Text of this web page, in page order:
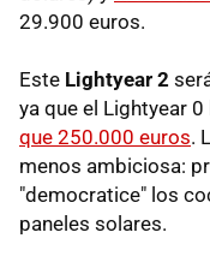
29.900 euros.
Este Lightyear 2
ya que el Lightyear
que 250.000 euros.
menos ambiciosa:
"democratice" los
paneles solares.